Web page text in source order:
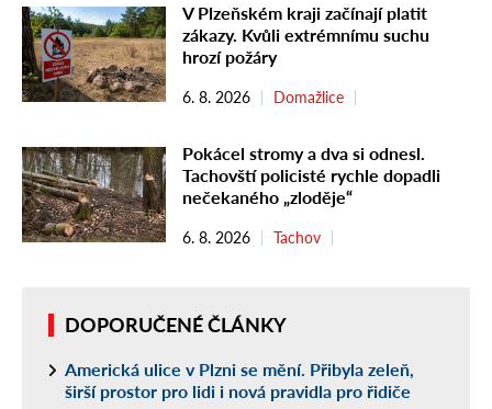
V Plzeňském kraji začínají platit
zákazy. Kvůli extrémnímu suchu
hrozí požáry
6. 8. 2026 Domažlice
Pokácel stromy a dva si odnesl.
Tachovští policisté rychle dopadli
nečekaného „zloděje“
6. 8. 2026 Tachov
DOPORUČENÉ ČLÁNKY
Americká ulice v Plzni se mění. Přibyla zeleň,
širší prostor pro lidi i nová pravidla pro řidiče